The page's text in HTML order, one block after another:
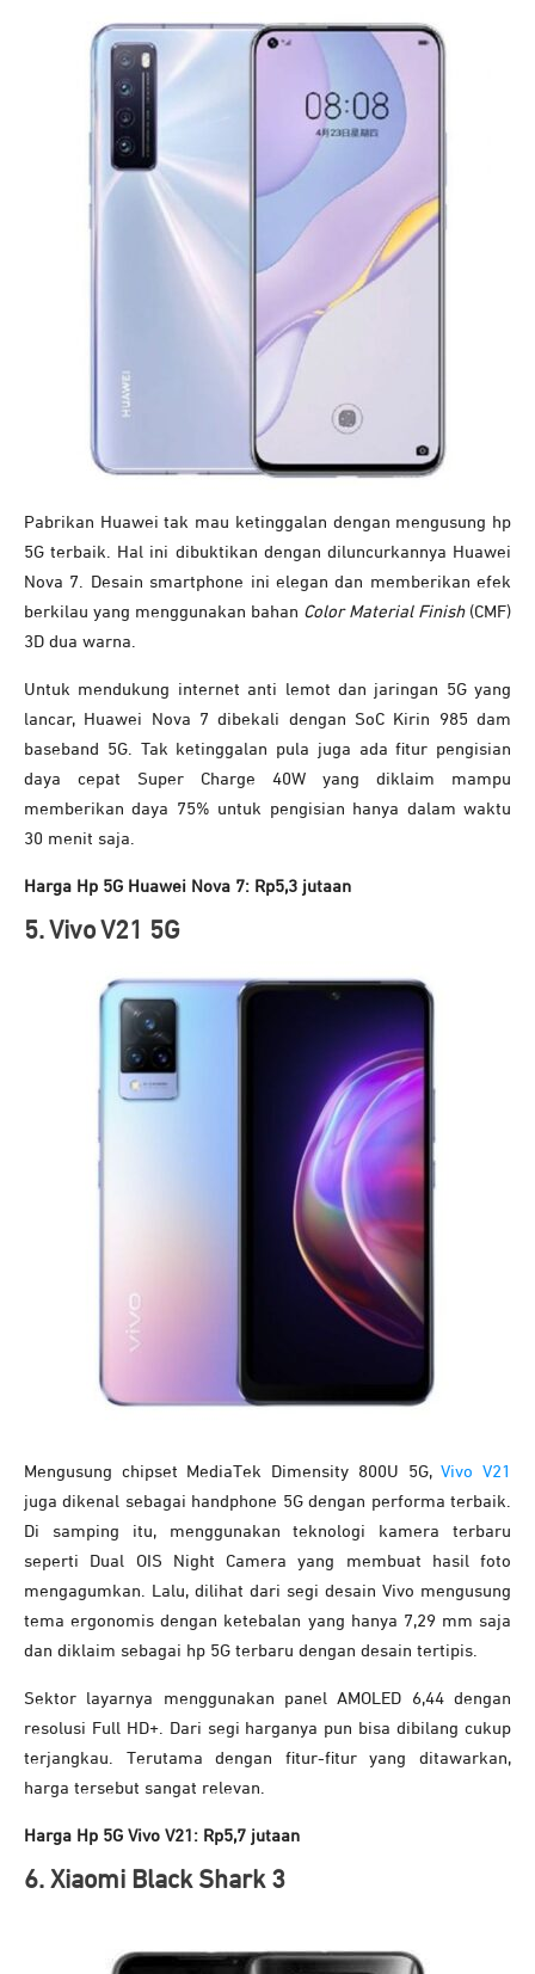
Pabrikan Huawei tak mau ketinggalan dengan mengusung hp
5G terbaik. Hal ini dibuktikan dengan diluncurkannya Huawei
Nova 7. Desain smartphone ini elegan dan memberikan efek
berkilau yang menggunakan bahan Color Material Finish(CMF)
3D dua warna.
Untuk mendukung internet anti lemot dan jaringan 5G yang
lancar, Huawei Nova 7 dibekali dengan SoC Kirin 985 dam
baseband 5G. Tak ketinggalan pula juga ada fitur pengisian
daya cepat Super Charge 40W yang diklaim mampu
memberikan daya 75% untuk pengisian hanya dalam waktu
30 menit saja.
Harga Hp 5G Huawei Nova 7: Rp5,3 jutaan
5. Vivo V21 5G
Mengusung chipset MediaTek Dimensity 800U 5G,Vivo V21
juga dikenal sebagai handphone 5G dengan performa terbaik.
Di samping itu, menggunakan teknologi kamera terbaru
seperti Dual OIS Night Camera yang membuat hasil foto
mengagumkan. Lalu, dilihat dari segi desain Vivo mengusung
tema ergonomis dengan ketebalan yang hanya 7,29 mm saja
dan diklaim sebagai hp 5G terbaru dengan desain tertipis.
Sektor layarnya menggunakan panel AMOLED 6,44 dengan
resolusi Full HD+. Dari segi harganya pun bisa dibilang cukup
terjangkau. Terutama dengan fitur-fitur yang ditawarkan,
harga tersebut sangat relevan.
Harga Hp 5G Vivo V21: Rp5,7 jutaan
6. Xiaomi Black Shark 3